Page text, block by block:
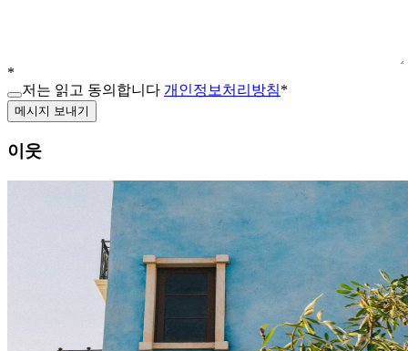
*
저는 읽고 동의합니다 개인정보처리방침*
메시지 보내기
이웃